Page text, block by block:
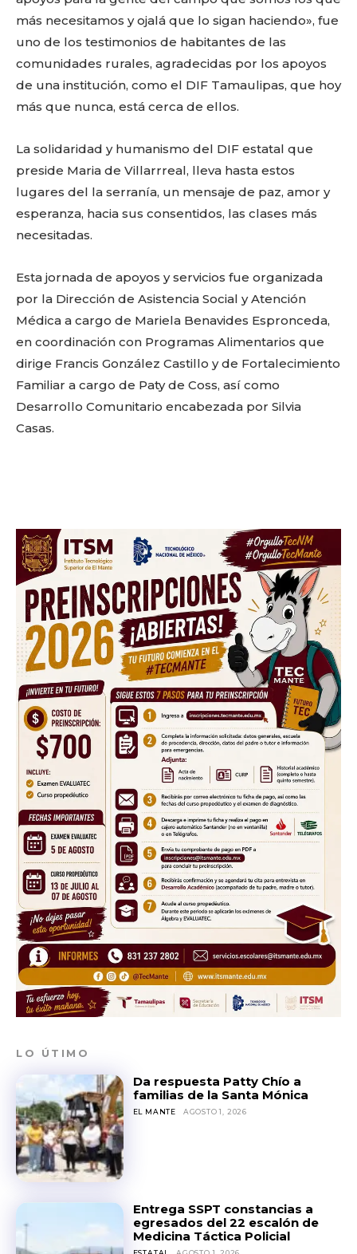
Facebook
Twitter
EmailWhatsApp
Copy
GmailTelegram
Don't miss
out!
SUBSCRIBE
más necesitamos y ojalá que lo sigan haciendo», fue
uno de los testimonios de habitantes de las
comunidades rurales, agradecidas por los apoyos
de una institución, como el DIF Tamaulipas, que hoy
más que nunca, está cerca de ellos.
La solidaridad y humanismo del DIF estatal que
preside Maria de Villarrreal, lleva hasta estos
lugares del la serranía, un mensaje de paz, amor y
esperanza, hacia sus consentidos, las clases más
necesitadas.
Esta jornada de apoyos y servicios fue organizada
por la Dirección de Asistencia Social y Atención
Médica a cargo de Mariela Benavides Espronceda,
en coordinación con Programas Alimentarios que
dirige Francis González Castillo y de Fortalecimiento
Familiar a cargo de Paty de Coss, así como
Desarrollo Comunitario encabezada por Silvia
Casas.
LO ÚTIMO
Da respuesta Patty Chío a
familias de la Santa Mónica
EL MANTE AGOSTO 1, 2026
Entrega SSPT constancias a
egresados del 22 escalón de
Medicina Táctica Policial